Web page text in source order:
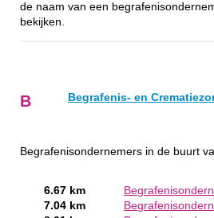
de naam van een
bekijken.
B Begrafenis- en
Begrafenisondernemers in de buurt
6.67 km
7.04 km